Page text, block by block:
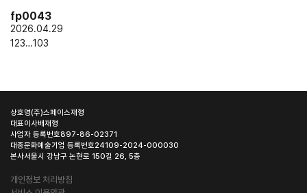
fp0043
2026.04.29
1 23…103
상호명(주)스페이스재형
대표이사배재형
사업자 등록번호897-86-02371
대중문화예술기업 등록번호24109-2024-000030
본사서울시 강남구 논현로 150길 26, 5층
개인정보 처리방침